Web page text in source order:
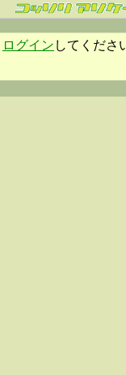
ログイン してくださ